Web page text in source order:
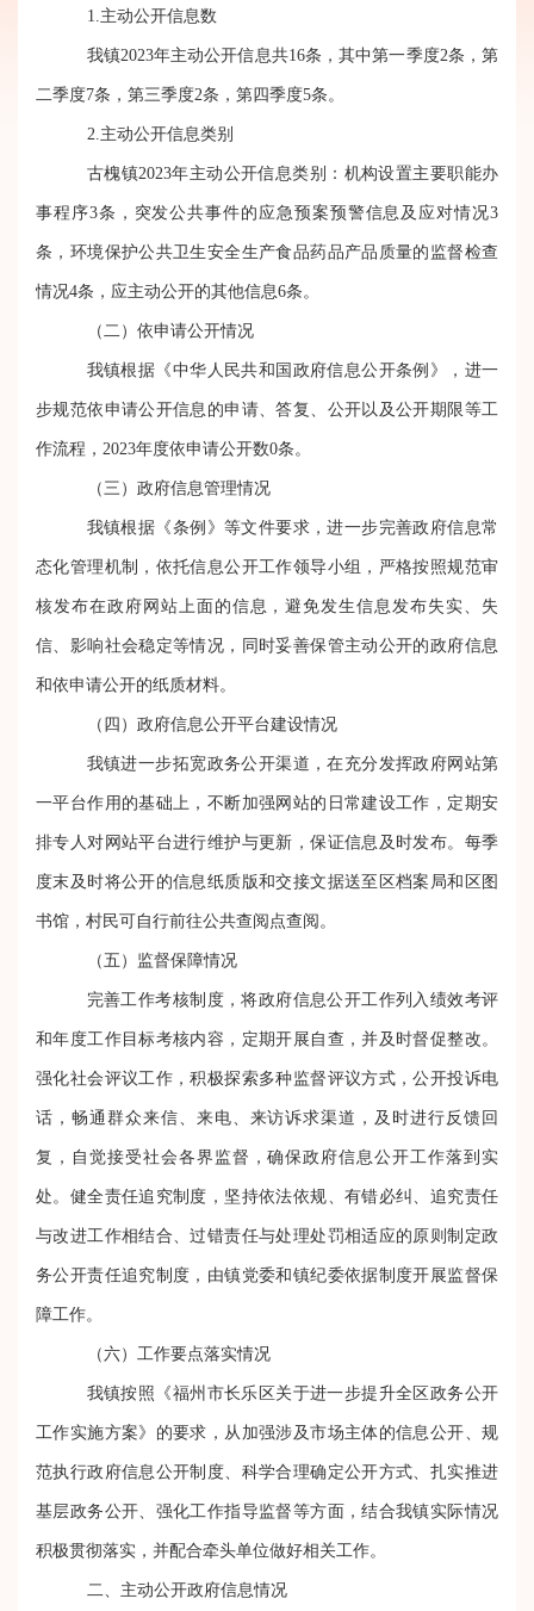
1.主动公开信息数
我镇2023年主动公开信息共16条，其中第一季度2条，第
二季度7条，第三季度2条，第四季度5条。
2.主动公开信息类别
古槐镇2023年主动公开信息类别： 机构设置主要职能办
事程序3条， 突发公共事件的应急预案预警信息及应对情况3
条，环境保护公共卫生安全生产食品药品产品质量的监督检查
情况4条，应主动公开的其他信息6条。
（二）依申请公开情况
我镇根据《中华人民共和国 政府信息公开条例》，进一
步规范依申请公开信息的申请、答复、公开以及公开期限等工
作流程 ， 2023年度依申请公开数0条。
（三）政府信息管理情况
我镇根据《条例》等文件要求，进一步完善政府信息常
态化管理机制，依托信息公开工作领导小组，严格按照规范审
核发布在政府网站上面的信息，避免发生信息发布失实、失
信、影响社会稳定等情况 ，同时妥善保管主动公开的政府信息
和依申请公开的纸质材料。
（四）政府信息公开平台建设情况
我镇进一步拓宽政务公开渠道，在充分发挥政府网站第
一平台作用的基础上，不断加强网站的日常建设工作，定期安
排专人对网站平台进行维护与更新，保证信息及时发布。 每季
度末及时将公开的信息纸质版和交接文据送至区档案局和区图
书馆，村民可自行前往公共查阅点查阅。
（五）监督保障情况
完善工作考核制度，将政府信息公开工作列入绩效考评
和年度工作目标考核内容，定期开展自查，并及时督促整改。
强化社会评议工作，积极探索多种监督评议方式，公开投诉电
话，畅通群众来信、来电、来访诉求渠道，及时进行反馈回
复，自觉接受社会各界监督，确保政府信息公开工作落到实
处。健全责任追究制度，坚持依法依规、有错必纠、追究责任
与改进工作相结合、过错责任与处理处罚相适应的原则制定政
务公开责任追究制度，由镇党委和镇纪委依据制度开展监督保
障工作。
（六）工作要点落实情况
我镇按照《福州市长乐区关于进一步提升全区政务公开
工作实施方案》的要求，从加强涉及市场主体的信息公开、规
范执行政府信息公开制度、科学合理确定公开方式、扎实推进
基层政务公开、强化工作指导监督等方面，结合我镇实际情况
积极贯彻落实，并配合牵头单位做好相关工作。
二、主动公开政府信息情况